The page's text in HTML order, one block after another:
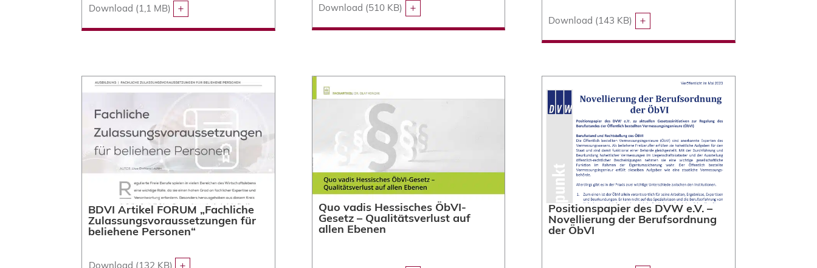
Download (1,1 MB) Download (510 KB)
Download (143 KB)
BDVI Artikel FORUM „Fachliche
Zulassungsvoraussetzungen für
beliehene Personen“
Download (132 KB)
Quo vadis Hessisches ÖbVI-
Gesetz – Qualitätsverlust auf
allen Ebenen
Positionspapier des DVW e.V. –
Novellierung der Berufsordnung
der ÖbVI